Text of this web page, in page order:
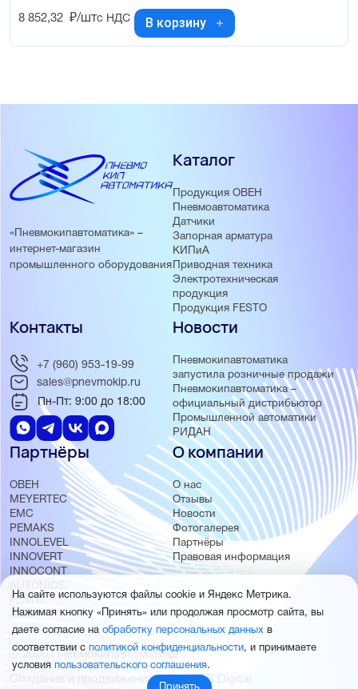
8 852,32 ₽/штс НДС В корзину
«Пневмокипавтоматика» –
интернет-магазин
промышленного оборудования
Каталог
Продукция ОВЕН
Пневмоавтоматика
Датчики
Запорная арматура
КИПиА
Приводная техника
Электротехническая
продукция
Продукция FESTO
Новости
Пневмокипавтоматика
запустила розничные продажи
Пневмокипавтоматика –
официальный дистрибьютор
Промышленной автоматики
РИДАН
Партнёры
ОВЕН
MEYERTEC
EMC
PEMAKS
INNOLEVEL
INNOVERT
INNOCONT
AUTONICS
FESTO
SMC
О компании
О нас
Отзывы
Новости
Фотогалерея
Партнёры
Правовая информация
Контакты
+7 (960) 953-19-99
sales@pnevmokip.ru
Пн-Пт: 9:00 до 18:00
© 2026 Пневмокипавтоматика
Создание и продвижение сайта BTB Digital
На сайте используются файлы cookie и Яндекс Метрика.
Нажимая кнопку «Принять» или продолжая просмотр сайта, вы
даете согласие на обработку персональных данных в
соответствии с политикой конфиденциальности, и принимаете
условия пользовательского соглашения.